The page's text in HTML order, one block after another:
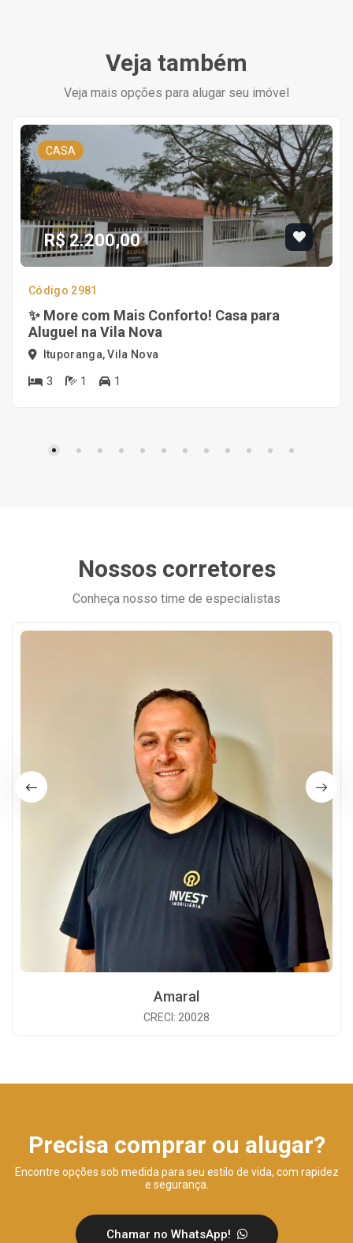
Veja também
Veja mais opções para alugar seu imóvel
CASA
R$ 2.200,00
Código 2981
✨ More com Mais Conforto! Casa para
Aluguel na Vila Nova
Ituporanga, Vila Nova
3 1 1
Nossos corretores
Conheça nosso time de especialistas
Amaral
CRECI: 20028
Precisa comprar ou alugar?
Encontre opções sob medida para seu estilo de vida, com rapidez
e segurança.
Chamar no WhatsApp!